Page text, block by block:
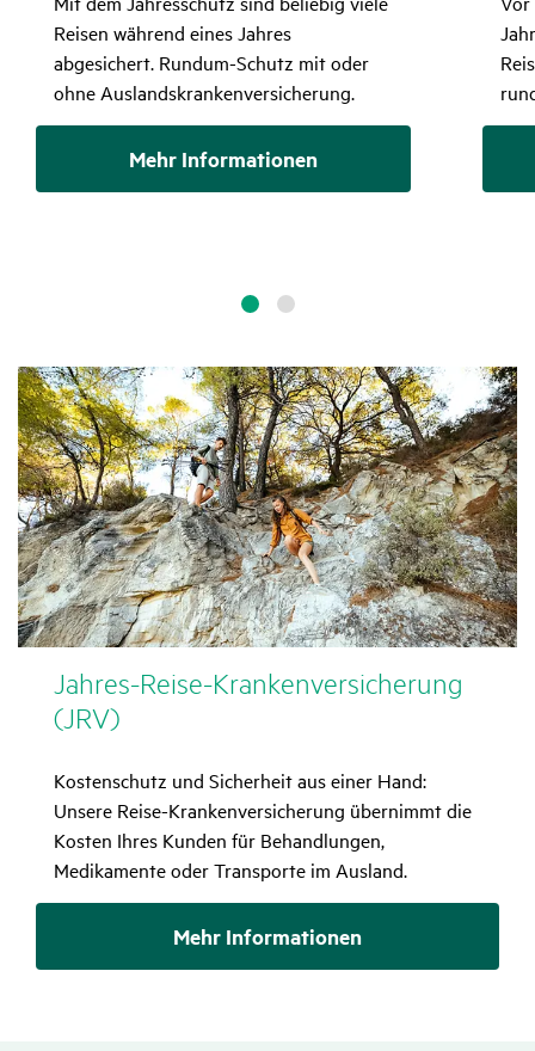
Reisen während eines Jahres
abgesichert. Rundum-Schutz mit oder
ohne Auslandskrankenversicherung.
Mehr Informationen
Jahres-Reise-Kran­ken­ver­si­che­rung
(JRV)
Kostenschutz und Sicherheit aus einer Hand:
Unsere Reise-Krankenversicherung übernimmt die
Kosten Ihres Kunden für Behandlungen,
Medikamente oder Transporte im Ausland.
Mehr Informationen